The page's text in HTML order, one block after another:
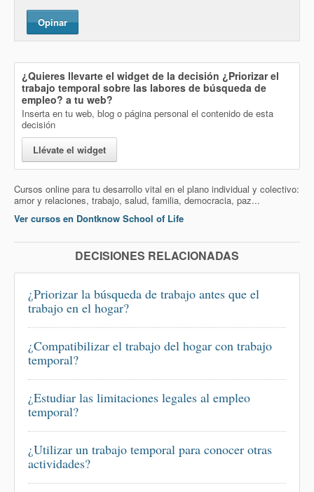
Opinar
¿Quieres llevarte el widget de la decisión ¿Priorizar el
trabajo temporal sobre las labores de búsqueda de
empleo? a tu web?
Inserta en tu web, blog o página personal el contenido de esta
decisión
Llévate el widget
Cursos online para tu desarrollo vital en el plano individual y colectivo:
amor y relaciones, trabajo, salud, familia, democracia, paz...
Ver cursos en Dontknow School of Life
DECISIONES RELACIONADAS
¿Priorizar la búsqueda de trabajo antes que el
trabajo en el hogar?
¿Compatibilizar el trabajo del hogar con trabajo
temporal?
¿Estudiar las limitaciones legales al empleo
temporal?
¿Utilizar un trabajo temporal para conocer otras
actividades?